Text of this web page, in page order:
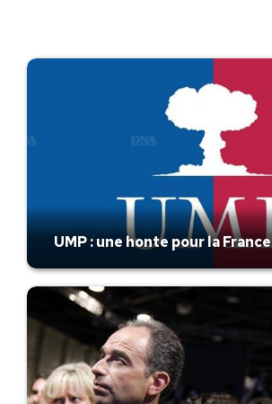
UMP : une honte pour la France